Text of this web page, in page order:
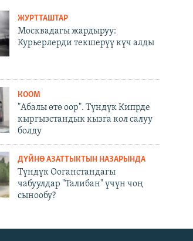
ЖУРТТАШТАР
Москвадагы жардыруу:
Курьерлерди текшерүү күч алды
КООМ
"Абалы өтө оор". Түндүк Кипрде
кыргызстандык кызга кол салуу
болду
ДҮЙНӨ АЗАТТЫКТЫН НАЗАРЫНДА
Түндүк Ооганстандагы
чабуулдар "Талибан" үчүн чоң
сынообу?